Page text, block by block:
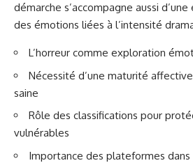
démarche s’accompagne aussi
des émotions liées à l’intensité
L’horreur comme exploration
Nécessité d’une maturité
saine
Rôle des classifications pour
vulnérables
Importance des plateformes dans